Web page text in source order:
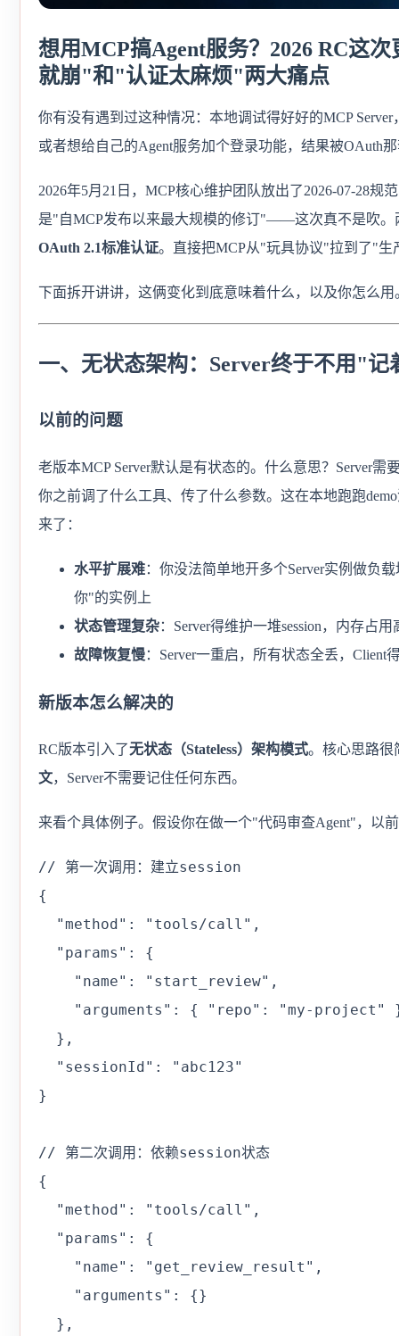
想用MCP搞Agent服务？2026 RC这
就崩"和"认证太麻烦"两大痛点
你有没有遇到过这种情况：本地调试得好好的MCP
或者想给自己的Agent服务加个登录功能，结果被OAuth
2026年5月21日，MCP核心维护团队放出了2026-07-28规
是"自MCP发布以来最大规模的修订"——这次真不是吹。
OAuth 2.1标准认证。直接把MCP从"玩具协议"拉到了"生
下面拆开讲讲，这俩变化到底意味着什么，以及你怎么用
一、无状态架构：Server终于不用"记
以前的问题
老版本MCP Server默认是有状态的。什么意思？Server
你之前调了什么工具、传了什么参数。这在本地跑跑
来了：
水平扩展难：你没法简单地开多个Server实例做负
你"的实例上
状态管理复杂：Server得维护一堆session，内存占
故障恢复慢：Server一重启，所有状态全丢，Client
新版本怎么解决的
RC版本引入了无状态（Stateless）架构模式。核心思路很
文，Server不需要记住任何东西。
来看个具体例子。假设你在做一个"代码审查Agent"，以
// 第一次调用：建立session
{
  "method": "tools/call",
  "params": {
    "name": "start_review",
"arguments": { "repo": "my-project"
  },
  "sessionId": "abc123"
}
// 第二次调用：依赖session状态
{
  "method": "tools/call",
  "params": {
    "name": "get_review_result",
    "arguments": {}
  },